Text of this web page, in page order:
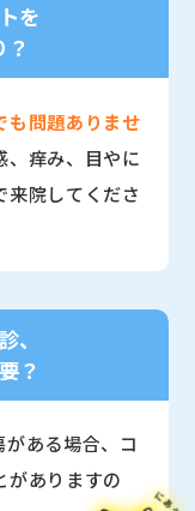
を
も問題ありませ
、痒み、目やに
来院してくださ
、
？
ある場合、コ
がありますの